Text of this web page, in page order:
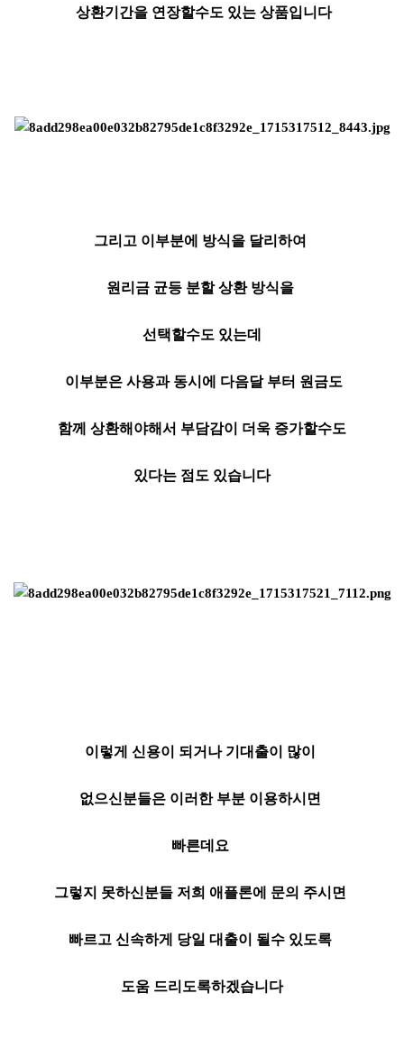
상환기간을 연장할수도 있는 상품입니다
그리고 이부분에 방식을 달리하여
원리금 균등 분할 상환 방식을
선택할수도 있는데
이부분은 사용과 동시에 다음달 부터 원금도
함께 상환해야해서 부담감이 더욱 증가할수도
있다는 점도 있습니다
이렇게 신용이 되거나 기대출이 많이
없으신분들은 이러한 부분 이용하시면
빠른데요
그렇지 못하신분들 저희 애플론에 문의 주시면
빠르고 신속하게 당일 대출이 될수 있도록
도움 드리도록하겠습니다